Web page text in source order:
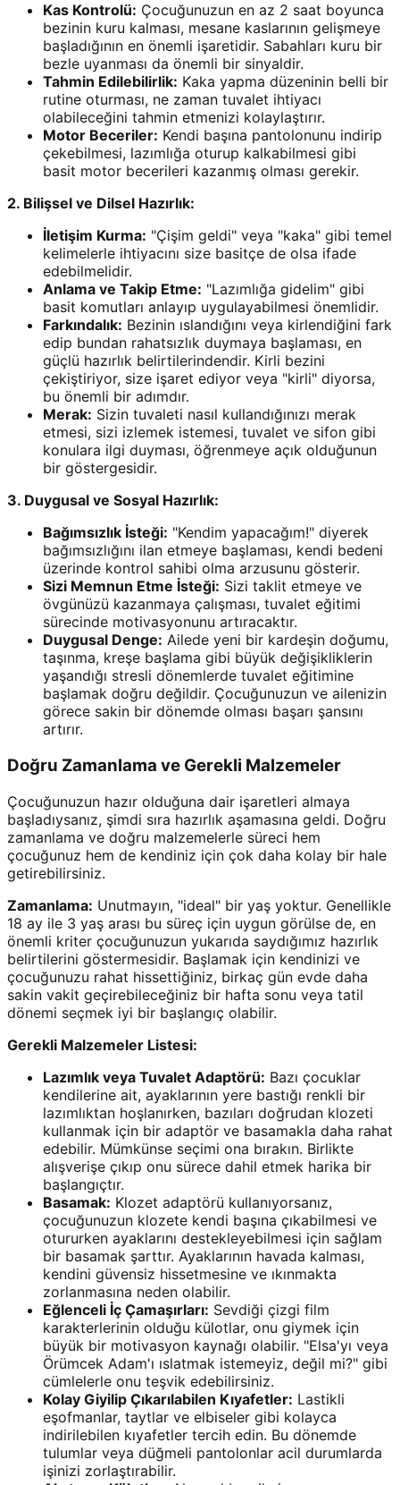
Kas Kontrolü: Çocuğunuzun en az 2 saat boyunca
bezinin kuru kalması, mesane kaslarının gelişmeye
başladığının en önemli işaretidir. Sabahları kuru bir
bezle uyanması da önemli bir sinyaldir.
Tahmin Edilebilirlik: Kaka yapma düzeninin belli bir
rutine oturması, ne zaman tuvalet ihtiyacı
olabileceğini tahmin etmenizi kolaylaştırır.
Motor Beceriler: Kendi başına pantolonunu indirip
çekebilmesi, lazımlığa oturup kalkabilmesi gibi
basit motor becerileri kazanmış olması gerekir.
2. Bilişsel ve Dilsel Hazırlık:
İletişim Kurma: "Çişim geldi" veya "kaka" gibi temel
kelimelerle ihtiyacını size basitçe de olsa ifade
edebilmelidir.
Anlama ve Takip Etme: "Lazımlığa gidelim" gibi
basit komutları anlayıp uygulayabilmesi önemlidir.
Farkındalık: Bezinin ıslandığını veya kirlendiğini fark
edip bundan rahatsızlık duymaya başlaması, en
güçlü hazırlık belirtilerindendir. Kirli bezini
çekiştiriyor, size işaret ediyor veya "kirli" diyorsa,
bu önemli bir adımdır.
Merak: Sizin tuvaleti nasıl kullandığınızı merak
etmesi, sizi izlemek istemesi, tuvalet ve sifon gibi
konulara ilgi duyması, öğrenmeye açık olduğunun
bir göstergesidir.
3. Duygusal ve Sosyal Hazırlık:
Bağımsızlık İsteği: "Kendim yapacağım!" diyerek
bağımsızlığını ilan etmeye başlaması, kendi bedeni
üzerinde kontrol sahibi olma arzusunu gösterir.
Sizi Memnun Etme İsteği: Sizi taklit etmeye ve
övgünüzü kazanmaya çalışması, tuvalet eğitimi
sürecinde motivasyonunu artıracaktır.
Duygusal Denge: Ailede yeni bir kardeşin doğumu,
taşınma, kreşe başlama gibi büyük değişikliklerin
yaşandığı stresli dönemlerde tuvalet eğitimine
başlamak doğru değildir. Çocuğunuzun ve ailenizin
görece sakin bir dönemde olması başarı şansını
artırır.
Doğru Zamanlama ve Gerekli Malzemeler
Çocuğunuzun hazır olduğuna dair işaretleri almaya
başladıysanız, şimdi sıra hazırlık aşamasına geldi. Doğru
zamanlama ve doğru malzemelerle süreci hem
çocuğunuz hem de kendiniz için çok daha kolay bir hale
getirebilirsiniz.
Zamanlama: Unutmayın, "ideal" bir yaş yoktur. Genellikle
18 ay ile 3 yaş arası bu süreç için uygun görülse de, en
önemli kriter çocuğunuzun yukarıda saydığımız hazırlık
belirtilerini göstermesidir. Başlamak için kendinizi ve
çocuğunuzu rahat hissettiğiniz, birkaç gün evde daha
sakin vakit geçirebileceğiniz bir hafta sonu veya tatil
dönemi seçmek iyi bir başlangıç olabilir.
Gerekli Malzemeler Listesi:
Lazımlık veya Tuvalet Adaptörü: Bazı çocuklar
kendilerine ait, ayaklarının yere bastığı renkli bir
lazımlıktan hoşlanırken, bazıları doğrudan klozeti
kullanmak için bir adaptör ve basamakla daha rahat
edebilir. Mümkünse seçimi ona bırakın. Birlikte
alışverişe çıkıp onu sürece dahil etmek harika bir
başlangıçtır.
Basamak: Klozet adaptörü kullanıyorsanız,
çocuğunuzun klozete kendi başına çıkabilmesi ve
otururken ayaklarını destekleyebilmesi için sağlam
bir basamak şarttır. Ayaklarının havada kalması,
kendini güvensiz hissetmesine ve ıkınmakta
zorlanmasına neden olabilir.
Eğlenceli İç Çamaşırları: Sevdiği çizgi film
karakterlerinin olduğu külotlar, onu giymek için
büyük bir motivasyon kaynağı olabilir. "Elsa'yı veya
Örümcek Adam'ı ıslatmak istemeyiz, değil mi?" gibi
cümlelerle onu teşvik edebilirsiniz.
Kolay Giyilip Çıkarılabilen Kıyafetler: Lastikli
eşofmanlar, taytlar ve elbiseler gibi kolayca
indirilebilen kıyafetler tercih edin. Bu dönemde
tulumlar veya düğmeli pantolonlar acil durumlarda
işinizi zorlaştırabilir.